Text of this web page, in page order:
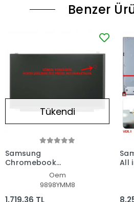
Benzer
Tükendi
Samsung
Chromebook
XE350XBA-KA2UK Lcd
Led Ekran - Panel
Oem
9898YMM8
1.719,36 TL
All